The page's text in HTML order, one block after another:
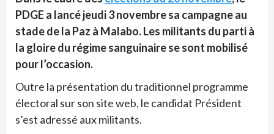
PDGE a lancé jeudi 3 novembre sa campagne au
stade de la Paz à Malabo. Les militants du parti à
la gloire du régime sanguinaire se sont mobilisé
pour l’occasion.
Outre la présentation du traditionnel programme
électoral sur son site web, le candidat Président
s’est adressé aux militants.